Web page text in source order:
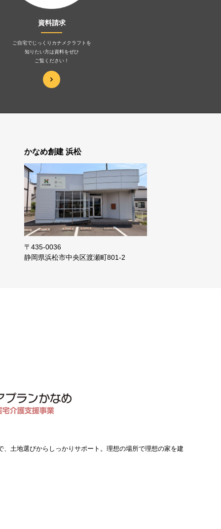
資料請求
ご自宅でじっくりカナメクラフトを
知りたい方は資料をぜひ
ご覧ください！
かなめ創建 浜松
〒435-0036
静岡県浜松市中央区渡瀬町801-2
土地選びからしっかりサポート。理想の場所で理想の家を建